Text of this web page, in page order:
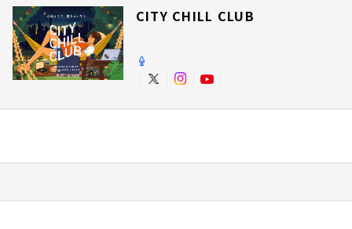
CITY CHILL CLUB